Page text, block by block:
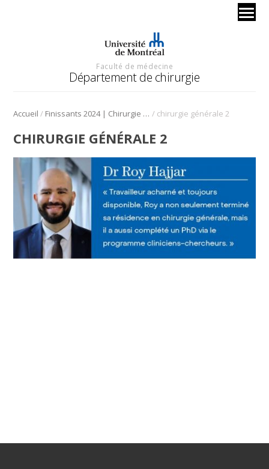
Faculté de médecine
Département de chirurgie
Accueil / Finissants 2024 | Chirurgie générale / chirurgie générale 2
CHIRURGIE GÉNÉRALE 2